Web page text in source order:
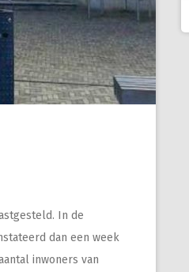
In de
dan een week
inwoners van